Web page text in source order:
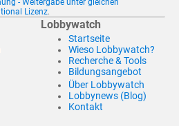
- Weitergabe unter gleichen
Lizenz.
Lobbywatch
Startseite
Wieso Lobbywatch?
Recherche & Tools
Bildungsangebot
Über Lobbywatch
Lobbynews (Blog)
Kontakt